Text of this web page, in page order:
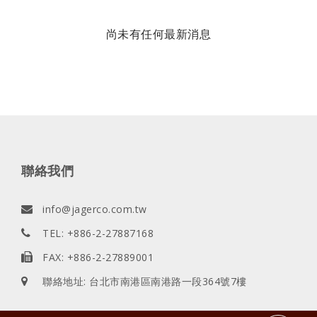
尚未有任何最新消息
聯絡我們
info@jagerco.com.tw
TEL: +886-2-27887168
FAX: +886-2-27889001
聯絡地址: 台北市南港區南港路一段364號7樓